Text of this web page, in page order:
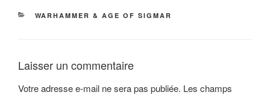
CATÉGORIES
WARHAMMER & AGE OF SIGMAR
Laisser un commentaire
Votre adresse e-mail ne sera pas publiée. Les champs